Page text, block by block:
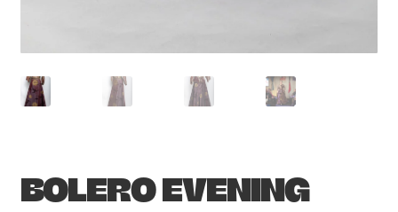
BOLERO EVENING